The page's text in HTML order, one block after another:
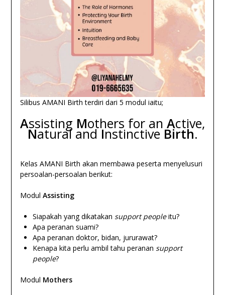
Silibus AMANI Birth terdiri dari 5 modul iaitu;
Assisting Mothers for an Active,
Natural andInstinctiveBirth.
Kelas AMANI Birth akan membawa peserta menyelusuri
persoalan-persoalan berikut:
Modul Assisting
Siapakah yang dikatakan support peopleitu?
Apa peranan suami?
Apa peranan doktor, bidan, jururawat?
Kenapa kita perlu ambil tahu peranan support
people?
Modul Mothers